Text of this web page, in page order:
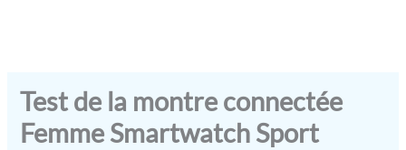
Test de la montre connectée
Femme Smartwatch Sport